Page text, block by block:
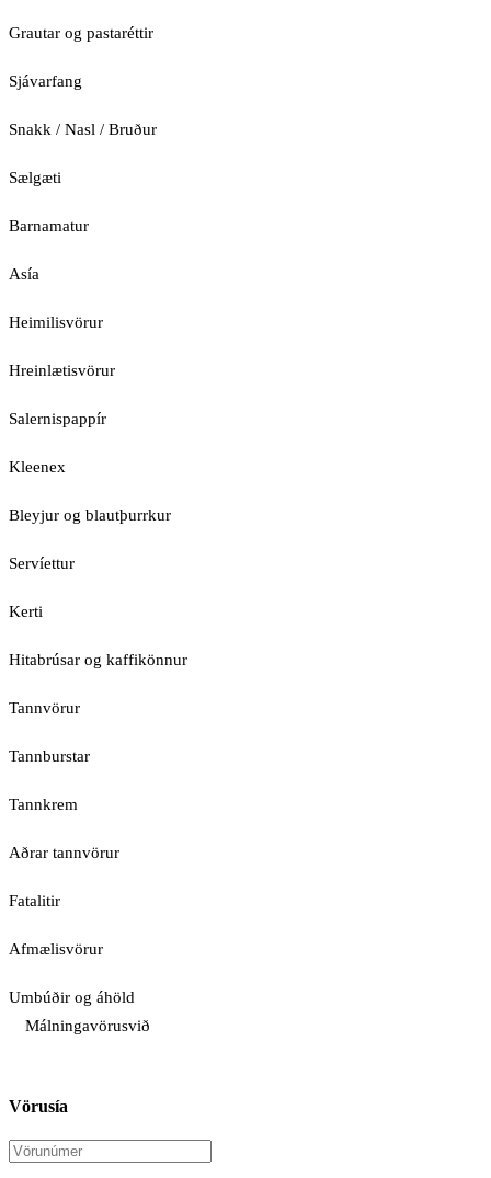
Grautar og pastaréttir
Sjávarfang
Snakk / Nasl / Bruður
Sælgæti
Barnamatur
Asía
Heimilisvörur
Hreinlætisvörur
Salernispappír
Kleenex
Bleyjur og blautþurrkur
Servíettur
Kerti
Hitabrúsar og kaffikönnur
Tannvörur
Tannburstar
Tannkrem
Aðrar tannvörur
Fatalitir
Afmælisvörur
Umbúðir og áhöld
Málningavörusvið
Vörusía